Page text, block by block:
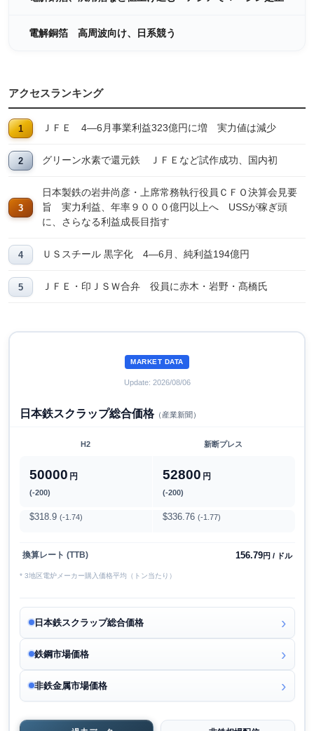
電解銅箔 高周波向け、日系競う
アクセスランキング
ＪＦＥ 4―6月事業利益323億円に増 実力値は減少
グリーン水素で還元鉄 ＪＦＥなど試作成功、国内初
日本製鉄の岩井尚彦・上席常務執行役員ＣＦＯ決算会見要
旨 実力利益、年率９０００億円以上へ USSが稼ぎ頭
に、さらなる利益成長目指す
ＵＳスチール 黒字化 4―6月、純利益194億円
ＪＦＥ・印ＪＳＷ合弁 役員に赤木・岩野・髙橋氏
MARKET DATA
Update: 2026/08/06
日本鉄スクラップ総合価格（産業新聞）
H2 新断プレス
50000 円
(-200)
52800 円
(-200)
$318.9 (-1.74) $336.76 (-1.77)
換算レート (TTB) 156.79円 / ドル
* 3地区電炉メーカー購入価格平均（トン当たり）
日本鉄スクラップ総合価格
鉄鋼市場価格
非鉄金属市場価格